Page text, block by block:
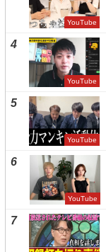
YouTube
4
YouTube
5
YouTube
6
YouTube
7